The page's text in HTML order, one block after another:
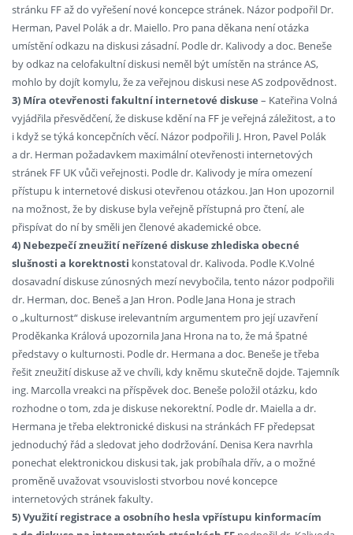
stránku FF až do vyřešení nové koncepce stránek. Názor podpořil Dr.
Herman, Pavel Polák a dr. Maiello. Pro pana děkana není otázka
umístění odkazu na diskusi zásadní. Podle dr. Kalivody a doc. Beneše
by odkaz na celofakultní diskusi neměl být umístěn na stránce AS,
mohlo by dojít komylu, že za veřejnou diskusi nese AS zodpovědnost.
3) Míra otevřenosti fakultní internetové diskuse – Kateřina Volná
vyjádřila přesvědčení, že diskuse kdění na FF je veřejná záležitost, a to
i když se týká koncepčních věcí. Názor podpořili J. Hron, Pavel Polák
a dr. Herman požadavkem maximální otevřenosti internetových
stránek FF UK vůči veřejnosti. Podle dr. Kalivody je míra omezení
přístupu k internetové diskusi otevřenou otázkou. Jan Hon upozornil
na možnost, že by diskuse byla veřejně přístupná pro čtení, ale
přispívat do ní by směli jen členové akademické obce.
4) Nebezpečí zneužití neřízené diskuse zhlediska obecné
slušnosti a korektnosti konstatoval dr. Kalivoda. Podle K.Volné
dosavadní diskuse zúnosných mezí nevybočila, tento názor podpořili
dr. Herman, doc. Beneš a Jan Hron. Podle Jana Hona je strach
o „kulturnost“ diskuse irelevantním argumentem pro její uzavření
Proděkanka Králová upozornila Jana Hrona na to, že má špatné
představy o kulturnosti. Podle dr. Hermana a doc. Beneše je třeba
řešit zneužití diskuse až ve chvíli, kdy kněmu skutečně dojde. Tajemník
ing. Marcolla vreakci na příspěvek doc. Beneše položil otázku, kdo
rozhodne o tom, zda je diskuse nekorektní. Podle dr. Maiella a dr.
Hermana je třeba elektronické diskusi na stránkách FF předepsat
jednoduchý řád a sledovat jeho dodržování. Denisa Kera navrhla
ponechat elektronickou diskusi tak, jak probíhala dřív, a o možné
proměně uvažovat vsouvislosti stvorbou nové koncepce
internetových stránek fakulty.
5) Využití registrace a osobního hesla vpřístupu kinformacím